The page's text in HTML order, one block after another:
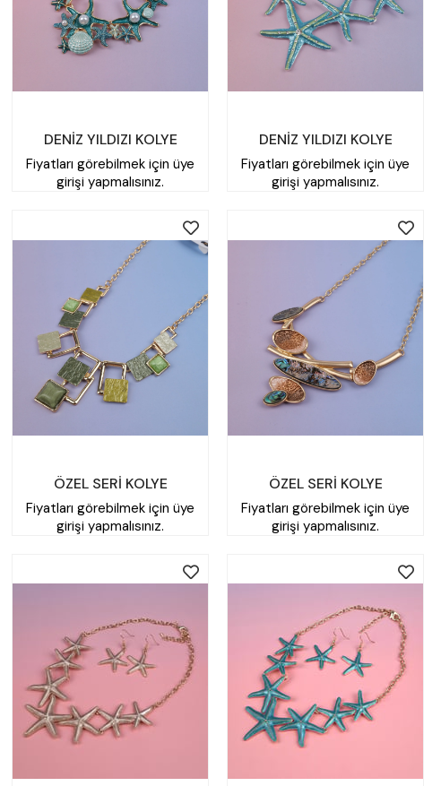
DENİZ YILDIZI KOLYE
Fiyatları görebilmek için üye
girişi yapmalısınız.
DENİZ YILDIZI KOLYE
Fiyatları görebilmek için üye
girişi yapmalısınız.
ÖZEL SERİ KOLYE
Fiyatları görebilmek için üye
girişi yapmalısınız.
ÖZEL SERİ KOLYE
Fiyatları görebilmek için üye
girişi yapmalısınız.